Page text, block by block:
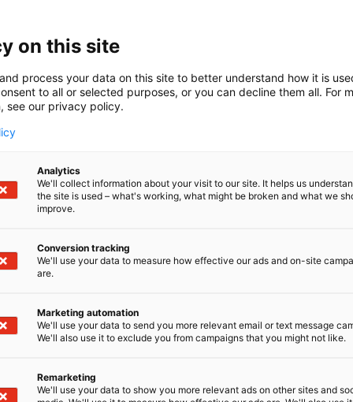
VG Center –
saman
ja mönkijöiden maailmasta. Jokainen
vain oman luokkansa
myymälässä näet laajan venemalliston ja
koeajokeskuksessa. Moottoripyörä- ja
on this site
process your data on this site to better understand how it is
to all or selected purposes, or you can decline them all. For
see our privacy policy.
Analytics
We'll collect information about your visit to our site. It helps us
the site is used – what's working, what might be broken and what we
improve.
Conversion tracking
We'll use your data to measure how effective our ads and on-site
are.
Marketing automation
We'll use your data to send you more relevant email or text message
We'll also use it to exclude you from campaigns that you might not like.
Remarketing
We'll use your data to show you more relevant ads on other sites and